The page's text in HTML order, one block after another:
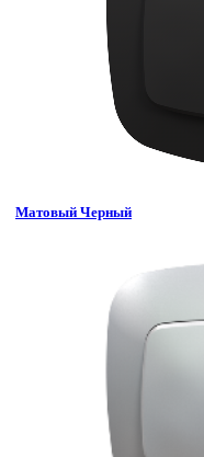
Матовый Черный